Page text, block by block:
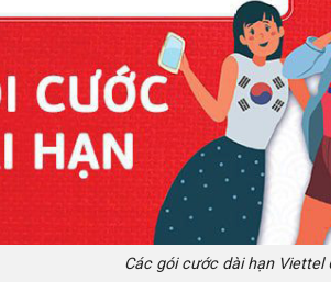
Các gói cước dài hạn Viettel